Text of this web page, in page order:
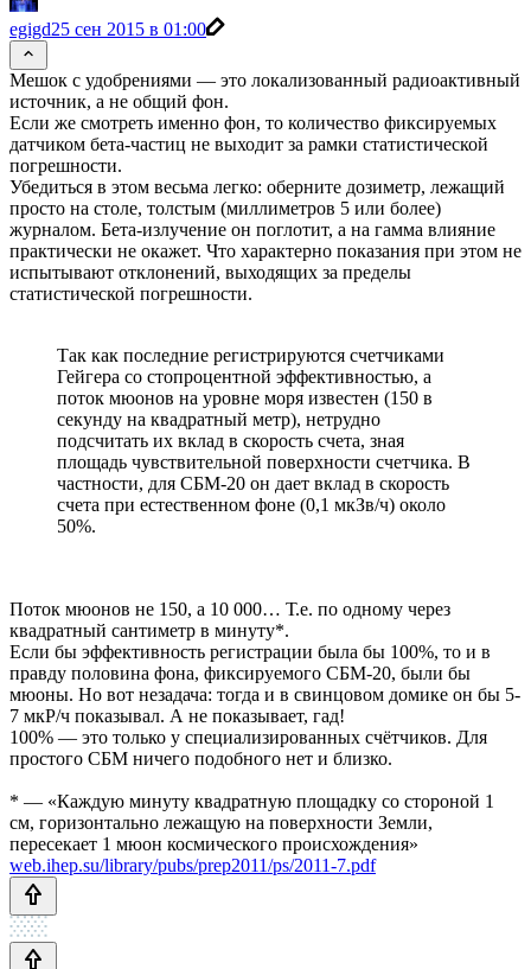
egigd25 сен 2015 в 01:00
Мешок с удобрениями — это локализованный радиоактивный
источник, а не общий фон.
Если же смотреть именно фон, то количество фиксируемых
датчиком бета-частиц не выходит за рамки статистической
погрешности.
Убедиться в этом весьма легко: оберните дозиметр, лежащий
просто на столе, толстым (миллиметров 5 или более)
журналом. Бета-излучение он поглотит, а на гамма влияние
практически не окажет. Что характерно показания при этом не
испытывают отклонений, выходящих за пределы
статистической погрешности.
Так как последние регистрируются счетчиками
Гейгера со стопроцентной эффективностью, а
поток мюонов на уровне моря известен (150 в
секунду на квадратный метр), нетрудно
подсчитать их вклад в скорость счета, зная
площадь чувствительной поверхности счетчика. В
частности, для СБМ-20 он дает вклад в скорость
счета при естественном фоне (0,1 мкЗв/ч) около
50%.
Поток мюонов не 150, а 10 000… Т.е. по одному через
квадратный сантиметр в минуту*.
Если бы эффективность регистрации была бы 100%, то и в
правду половина фона, фиксируемого СБМ-20, были бы
мюоны. Но вот незадача: тогда и в свинцовом домике он бы 5-
7 мкР/ч показывал. А не показывает, гад!
100% — это только у специализированных счётчиков. Для
простого СБМ ничего подобного нет и близко.
* — «Каждую минуту квадратную площадку со стороной 1
см, горизонтально лежащую на поверхности Земли,
пересекает 1 мюон космического происхождения»
web.ihep.su/library/pubs/prep2011/ps/2011-7.pdf